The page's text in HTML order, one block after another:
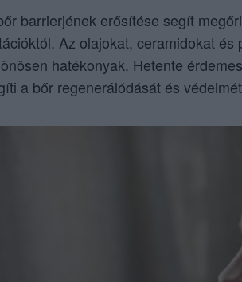
barrierjének erősítése segít
Az olajokat, ceramidokat
hatékonyak. Hetente
a bőr regenerálódását és